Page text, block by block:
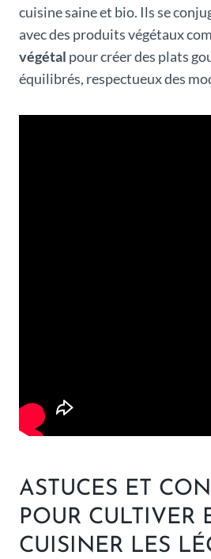
cuisine saine et bio. Ils se
avec des produits végétaux
végétal pour créer des plats
équilibrés, respectueux des
ASTUCES ET
POUR CULTIVER
CUISINER LES